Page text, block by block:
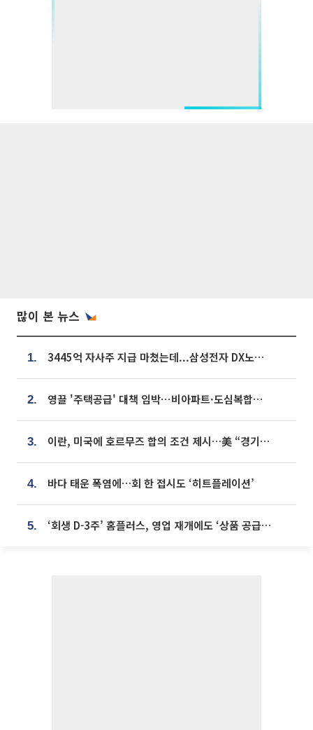
많이 본 뉴스
1. 3445억 자사주 지급 마쳤는데...삼성전자 DX노조, 뒤늦은 '떼쓰기 집회'
2. 영끌 '주택공급' 대책 임박⋯비아파트·도심복합까지 총동원
3. 이란, 미국에 호르무즈 합의 조건 제시…美 “경기 아직 안 끝나” [종합]
4. 바다 태운 폭염에…회 한 접시도 ‘히트플레이션’
5. ‘회생 D-3주’ 홈플러스, 영업 재개에도 ‘상품 공급망’ 복구가 생존 관건